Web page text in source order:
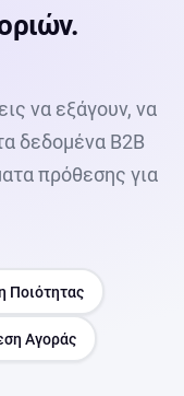
να εξάγουν, να
δεδομένα B2B
πρόθεσης για
Ποιότητας
Αγοράς